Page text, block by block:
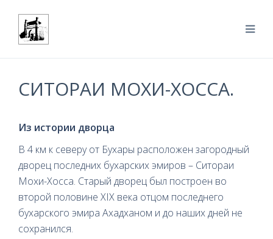
СИТОРАИ МОХИ-ХОССА.
Из истории дворца
В 4 км к северу от Бухары расположен загородный
дворец последних бухарских эмиров – Ситораи
Мохи-Хосса. Старый дворец был построен во
второй половине XIX века отцом последнего
бухарского эмира Ахадханом и до наших дней не
сохранился.